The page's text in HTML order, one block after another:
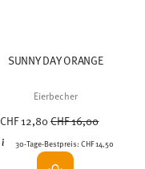
SUNNY DAY ORANGE
Eierbecher
CHF 12,80Price reduced from
CHF 16,00
30-Tage-Bestpreis: CHF 14,50